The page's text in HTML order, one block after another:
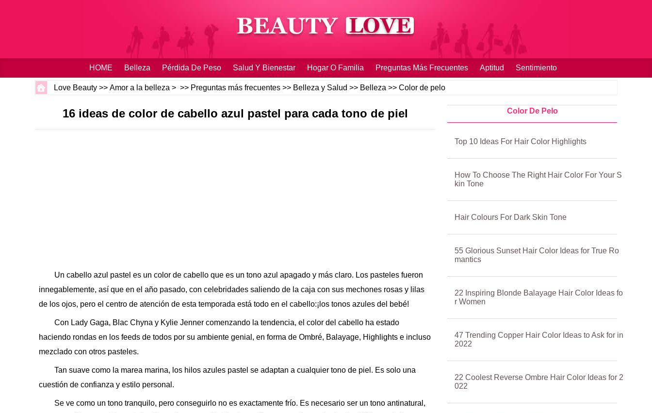
HOME Belleza Pérdida De Peso Salud Y Bienestar Hogar O Familia Preguntas Más Frecuentes Aptitud Sentimiento
Love Beauty >> Amor a la belleza > >> Preguntas más frecuentes >> Belleza y Salud >> Belleza >> Color de pelo
16 ideas de color de cabello azul pastel para cada tono de piel
Un cabello azul pastel es un color de cabello que es un tono azul apagado y más claro. Los pasteles fueron
innegablemente, así que en el año pasado, con celebridades saliendo de la caja con sus mechones rosas y lilas
de los ojos, pero el centro de atención de esta temporada está todo en el cabello:¡los tonos azules del bebé!
Con Lady Gaga, Blac Chyna y Kylie Jenner comenzando la tendencia, el color del cabello ha estado
haciendo rondas en los feeds de todos por su ambiente genial, en forma de Ombré, Balayage, Highlights e incluso
mezclado con otros pasteles.
Tan suave como la marea marina, los hilos azules pastel se adaptan a cualquier tono de piel. Es solo una
cuestión de confianza y estilo personal.
Se ve como un tono tranquilo, pero conseguirlo no es exactamente frío. Es necesario ser un tono antinatural,
Color De Pelo
Top 10 Ideas For Hair Color Highlights
How To Choose The Right Hair Color For Your S
kin Tone
Hair Colours For Dark Skin Tone
55 Glorious Sunset Hair Color Ideas for True Ro
mantics
22 Inspiring Blonde Balayage Hair Color Ideas fo
r Women
47 Trending Copper Hair Color Ideas to Ask for in
2022
22 Coolest Reverse Ombre Hair Color Ideas for 2
022